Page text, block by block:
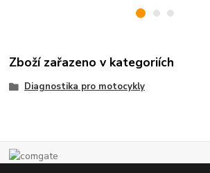
Zboží zařazeno v kategoriích
Diagnostika pro motocykly